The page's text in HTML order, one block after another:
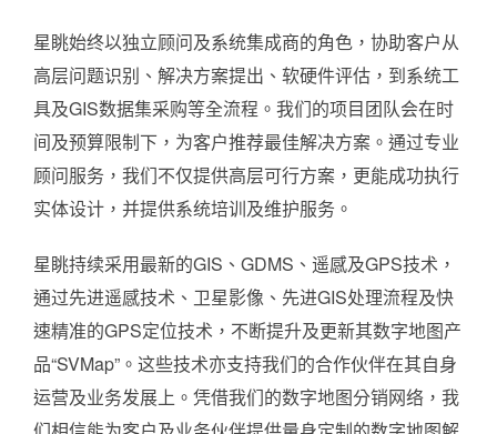
星眺始终以独立顾问及系统集成商的角色，协助客户从
高层问题识别、解决方案提出、软硬件评估，到系统工
具及GIS数据集采购等全流程。我们的项目团队会在时
间及预算限制下，为客户推荐最佳解决方案。通过专业
顾问服务，我们不仅提供高层可行方案，更能成功执行
实体设计，并提供系统培训及维护服务。
星眺持续采用最新的GIS、GDMS、遥感及GPS技术，
通过先进遥感技术、卫星影像、先进GIS处理流程及快
速精准的GPS定位技术，不断提升及更新其数字地图产
品“SVMap”。这些技术亦支持我们的合作伙伴在其自身
运营及业务发展上。凭借我们的数字地图分销网络，我